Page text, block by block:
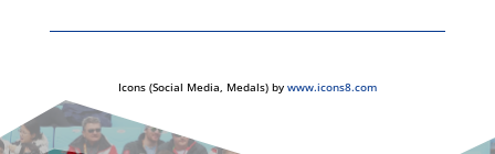
Icons (Social Media, Medals) by www.icons8.com